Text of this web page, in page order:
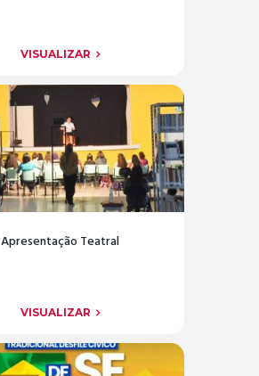
VISUALIZAR
Apresentação Teatral
VISUALIZAR